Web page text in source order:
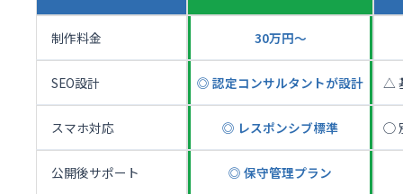
制作料金 30万円〜
SEO設計 ◎ 認定コンサルタントが設計 △
スマホ対応 ◎ レスポンシブ標準 ◯
公開後サポート ◎ 保守管理プラン